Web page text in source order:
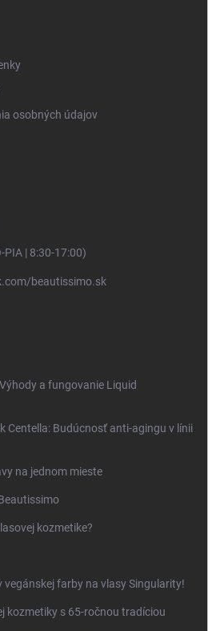
osobných údajov
| 8:30-17:00)
beautissimo.sk
a fungovanie Liquid
Centella: Budúcnosť anti-agingu v línii
na jednom mieste
kozmetike?
farby na vlasy Singularity!
kozmetiky s 65-ročnou tradíciou